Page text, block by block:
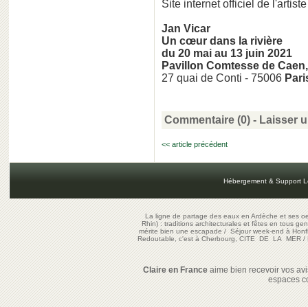
Site internet officiel de
Jan Vicar
Un cœur dans la rivière
du 20 mai au 13 juin 2021
Pavillon Comtesse de
27 quai de Conti - 75006
Commentaire (0) - Laisser
<< article précédent
Hébergement & Support
La ligne de partage des eaux en Ardèche et ses
Rhin) : traditions architecturales et fêtes en tous
mérite bien une escapade/Séjour week-end à
Redoutable, c'est à Cherbourg, CITE DE LA MER/
Claire en Franceaime bien recevoir vos
espaces